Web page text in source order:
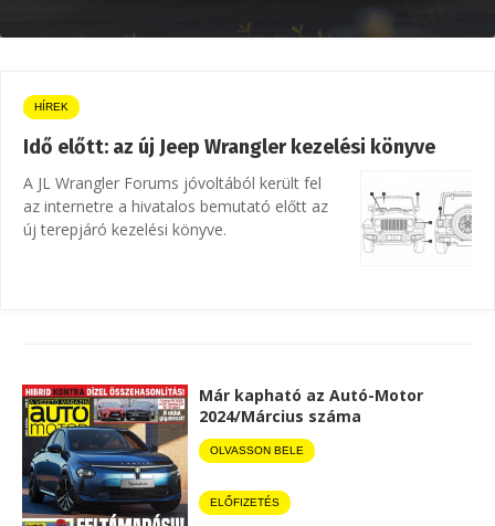
HÍREK
Idő előtt: az új Jeep Wrangler kezelési könyve
A JL Wrangler Forums jóvoltából került fel
az internetre a hivatalos bemutató előtt az
új terepjáró kezelési könyve.
Már kapható az Autó-Motor
2024/Március száma
OLVASSON BELE
ELŐFIZETÉS